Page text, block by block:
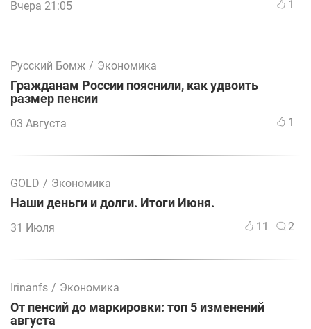
Вчера 21:05 1
Русский Бомж / Экономика
Гражданам России пояснили, как удвоить
размер пенсии
03 Августа 1
GOLD / Экономика
Наши деньги и долги. Итоги Июня.
31 Июля 11 2
Irinanfs / Экономика
От пенсий до маркировки: топ 5 изменений
августа